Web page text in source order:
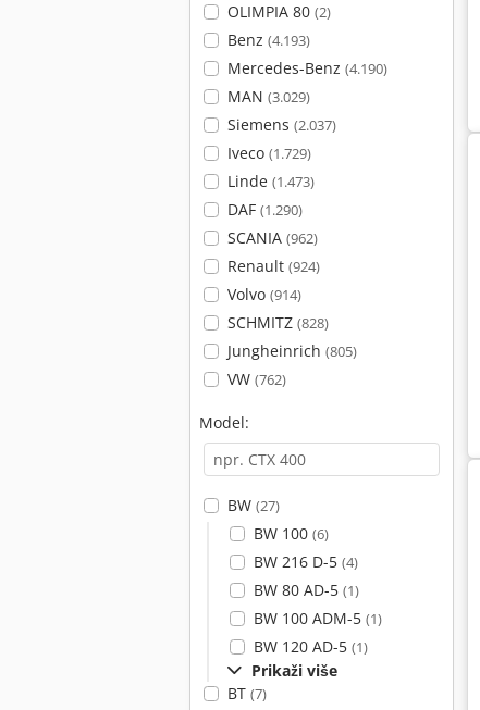
OLIMPIA 80 (2)
Benz (4.193)
Mercedes-Benz (4.190)
MAN (3.029)
Siemens (2.037)
Iveco (1.729)
Linde (1.473)
DAF (1.290)
SCANIA (962)
Renault (924)
Volvo (914)
SCHMITZ (828)
Jungheinrich (805)
VW (762)
Model:
BW (27)
BW 100 (6)
BW 216 D-5 (4)
BW 80 AD-5 (1)
BW 100 ADM-5 (1)
BW 120 AD-5 (1)
Prikaži više
BT (7)